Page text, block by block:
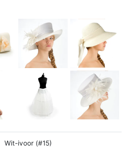
Wit-ivoor (#15)